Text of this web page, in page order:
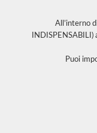
All’interno
Puoi